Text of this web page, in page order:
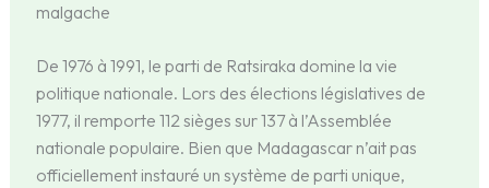
malgache
De 1976 à 1991, le parti de Ratsiraka domine la vie
politique nationale. Lors des élections législatives de
1977, il remporte 112 sièges sur 137 à l’Assemblée
nationale populaire. Bien que Madagascar n’ait pas
officiellement instauré un système de parti unique,